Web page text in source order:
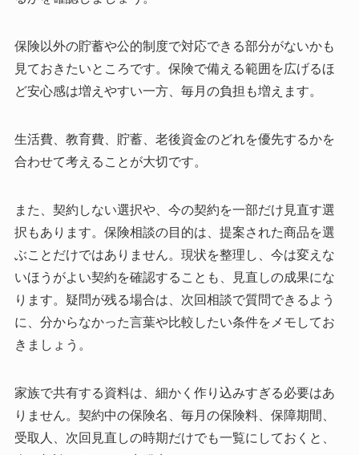
保険以外の貯蓄や公的制度で対応できる部分がないかも
見ておきたいところです。保険で備える範囲を広げるほ
ど安心感は増えやすい一方、毎月の負担も増えます。
生活費、教育費、貯蓄、老後資金のどれを優先するかを
合わせて考えることが大切です。
また、契約しない選択や、今の契約を一部だけ見直す選
択もあります。保険相談の目的は、提案された商品を選
ぶことだけではありません。現状を整理し、今は変えな
いほうがよい契約を確認することも、見直しの成果にな
ります。疑問が残る場合は、次回相談で質問できるよう
に、分からなかった言葉や比較したい条件をメモしてお
きましょう。
家族で共有する資料は、細かく作り込みすぎる必要はあ
りません。契約中の保険名、毎月の保険料、保障期間、
受取人、次回見直しの時期だけでも一覧にしておくと、